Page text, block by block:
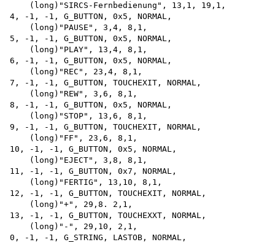
    (long)"SIRCS-Fernbedienung", 13,1, 19,1,
4, -1, -1, G_BUTTON, 0x5, NORMAL,
    (long)"PAUSE", 3,4, 8,1,
5, -1, -1, G_BUTTON, 0x5, NORMAL,
    (long)"PLAY", 13,4, 8,1,
6, -1, -1, G_BUTTON, 0x5, NORMAL,
    (long)"REC", 23,4, 8,1,
7, -1, -1, G_BUTTON, TOUCHEXIT, NORMAL,
    (long)"REW", 3,6, 8,1,
8, -1, -1, G_BUTTON, 0x5, NORMAL,
    (long)"STOP", 13,6, 8,1,
9, -1, -1, G_BUTTON, TOUCHEXIT, NORMAL,
    (long)"FF", 23,6, 8,1,
10, -1, -1, G_BUTTON, 0x5, NORMAL,
    (long)"EJECT", 3,8, 8,1,
11, -1, -1, G_BUTTON, 0x7, NORMAL,
    (long)"FERTIG", 13,10, 8,1,
12, -1, -1, G_BUTTON, TOUCHEXIT, NORMAL,
    (long)"+", 29,8. 2,1,
13, -1, -1, G_BUTTON, TOUCHEXXT, NORMAL,
    (long)"-", 29,10, 2,1,
0, -1, -1, G_STRING, LASTOB, NORMAL,